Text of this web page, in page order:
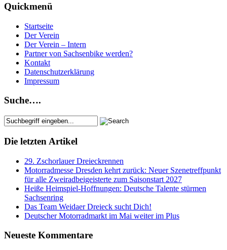
Quickmenü
Startseite
Der Verein
Der Verein – Intern
Partner von Sachsenbike werden?
Kontakt
Datenschutzerklärung
Impressum
Suche….
Die letzten Artikel
29. Zschorlauer Dreieckrennen
Motorradmesse Dresden kehrt zurück: Neuer Szenetreffpunkt
für alle Zweiradbeigeisterte zum Saisonstart 2027
Heiße Heimspiel-Hoffnungen: Deutsche Talente stürmen
Sachsenring
Das Team Weidaer Dreieck sucht Dich!
Deutscher Motorradmarkt im Mai weiter im Plus
Neueste Kommentare